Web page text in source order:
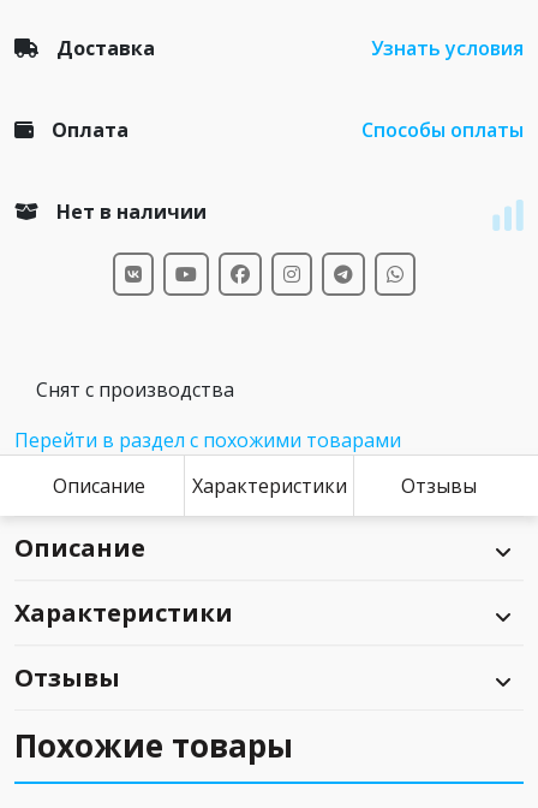
Доставка Узнать условия
Оплата Способы оплаты
Нет в наличии
Снят с производства
Перейти в раздел с похожими товарами
Описание
Характеристики Отзывы
Описание
Характеристики
Отзывы
Похожие товары